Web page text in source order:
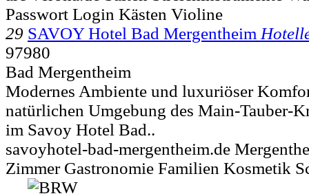
Passwort Login Kästen Violine
29 SAVOY Hotel Bad Mergentheim
97980
Bad Mergentheim
Modernes Ambiente und luxuriöser
natürlichen Umgebung des Main-Tauber-
im Savoy Hotel Bad..
savoyhotel-bad-mergentheim.de
Zimmer Gastronomie Familien Kosmetik